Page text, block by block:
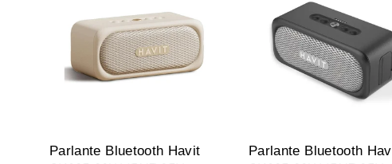
Parlante Bluetooth Havit
Parlante Bluetooth